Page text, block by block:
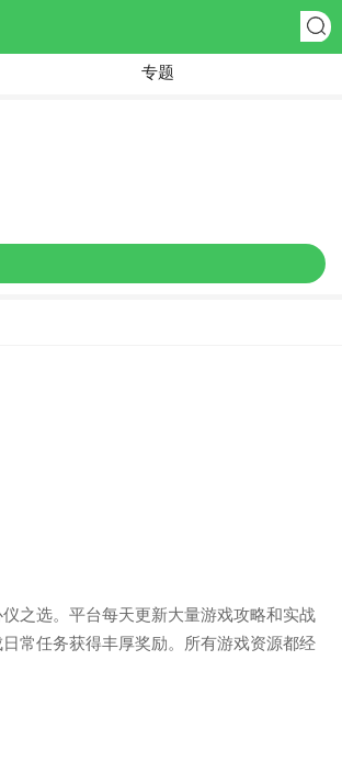
专题
之选。平台每天更新大量游戏攻略和实战
常任务获得丰厚奖励。所有游戏资源都经